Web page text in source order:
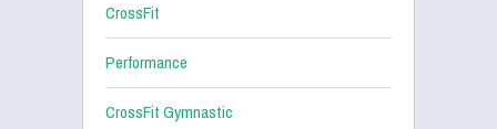
CrossFit
Performance
CrossFit Gymnastic